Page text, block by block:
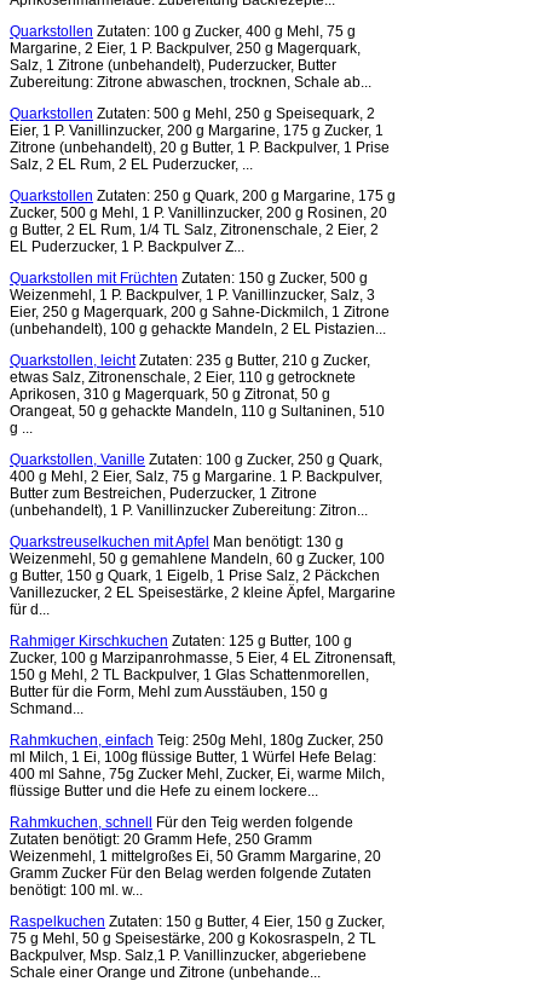
Quarkstollen Zutaten: 100 g Zucker, 400 g Mehl, 75 g
Margarine, 2 Eier, 1 P. Backpulver, 250 g Magerquark,
Salz, 1 Zitrone (unbehandelt), Puderzucker, Butter
Zubereitung: Zitrone abwaschen, trocknen, Schale ab...
Quarkstollen Zutaten: 500 g Mehl, 250 g Speisequark, 2
Eier, 1 P. Vanillinzucker, 200 g Margarine, 175 g Zucker, 1
Zitrone (unbehandelt), 20 g Butter, 1 P. Backpulver, 1 Prise
Salz, 2 EL Rum, 2 EL Puderzucker, ...
Quarkstollen Zutaten: 250 g Quark, 200 g Margarine, 175 g
Zucker, 500 g Mehl, 1 P. Vanillinzucker, 200 g Rosinen, 20
g Butter, 2 EL Rum, 1/4 TL Salz, Zitronenschale, 2 Eier, 2
EL Puderzucker, 1 P. Backpulver Z...
Quarkstollen mit Früchten Zutaten: 150 g Zucker, 500 g
Weizenmehl, 1 P. Backpulver, 1 P. Vanillinzucker, Salz, 3
Eier, 250 g Magerquark, 200 g Sahne-Dickmilch, 1 Zitrone
(unbehandelt), 100 g gehackte Mandeln, 2 EL Pistazien...
Quarkstollen, leichtZutaten: 235 g Butter, 210 g Zucker,
etwas Salz, Zitronenschale, 2 Eier, 110 g getrocknete
Aprikosen, 310 g Magerquark, 50 g Zitronat, 50 g
Orangeat, 50 g gehackte Mandeln, 110 g Sultaninen, 510
g ...
Quarkstollen, Vanille Zutaten: 100 g Zucker, 250 g Quark,
400 g Mehl, 2 Eier, Salz, 75 g Margarine. 1 P. Backpulver,
Butter zum Bestreichen, Puderzucker, 1 Zitrone
(unbehandelt), 1 P. Vanillinzucker Zubereitung: Zitron...
Quarkstreuselkuchen mit Apfel
Man benötigt: 130 g
Weizenmehl, 50 g gemahlene Mandeln, 60 g Zucker, 100
g Butter, 150 g Quark, 1 Eigelb, 1 Prise Salz, 2 Päckchen
Vanillezucker, 2 EL Speisestärke, 2 kleine Äpfel, Margarine
für d...
Rahmiger Kirschkuchen Zutaten: 125 g Butter, 100 g
Zucker, 100 g Marzipanrohmasse, 5 Eier, 4 EL Zitronensaft,
150 g Mehl, 2 TL Backpulver, 1 Glas Schattenmorellen,
Butter für die Form, Mehl zum Ausstäuben, 150 g
Schmand...
Rahmkuchen, einfach Teig: 250g Mehl, 180g Zucker, 250
ml Milch, 1 Ei, 100g flüssige Butter, 1 Würfel Hefe Belag:
400 ml Sahne, 75g Zucker Mehl, Zucker, Ei, warme Milch,
flüssige Butter und die Hefe zu einem lockere...
Rahmkuchen, schnell
Für den Teig werden folgende
Zutaten benötigt: 20 Gramm Hefe, 250 Gramm
Weizenmehl, 1 mittelgroßes Ei, 50 Gramm Margarine, 20
Gramm Zucker Für den Belag werden folgende Zutaten
benötigt: 100 ml. w...
Raspelkuchen Zutaten: 150 g Butter, 4 Eier, 150 g Zucker,
75 g Mehl, 50 g Speisestärke, 200 g Kokosraspeln, 2 TL
Backpulver, Msp. Salz,1 P. Vanillinzucker, abgeriebene
Schale einer Orange und Zitrone (unbehande...